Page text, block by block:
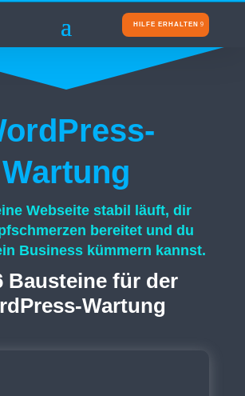
HILFE ERHALTEN
Wartung
Webseite stabil läuft, dir
bereitet und du
Business kümmern kannst.
Bausteine für der
Wartung